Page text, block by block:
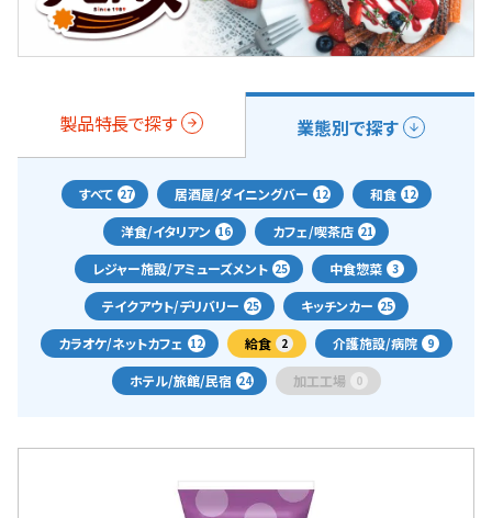
製品特長で探す 業態別で探す
すべて 27 居酒屋/ダイニングバー 12 和食 12
洋食/イタリアン 16 カフェ/喫茶店 21
レジャー施設/アミューズメント 25 中食惣菜 3
テイクアウト/デリバリー 25 キッチンカー 25
カラオケ/ネットカフェ 12 給食 2 介護施設/病院 9
ホテル/旅館/民宿 24 加工工場 0